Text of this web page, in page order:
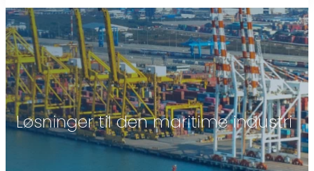
Løsninger til den maritime industri